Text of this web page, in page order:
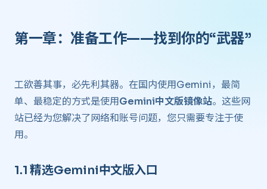
第一章：准备工作——找到你的“武器”
工欲善其事，必先利其器。在国内使用Gemini，最简
单、最稳定的方式是使用Gemini中文版镜像站。这些网
站已经为您解决了网络和账号问题，您只需要专注于使
用。
1.1 精选Gemini中文版入口 ​